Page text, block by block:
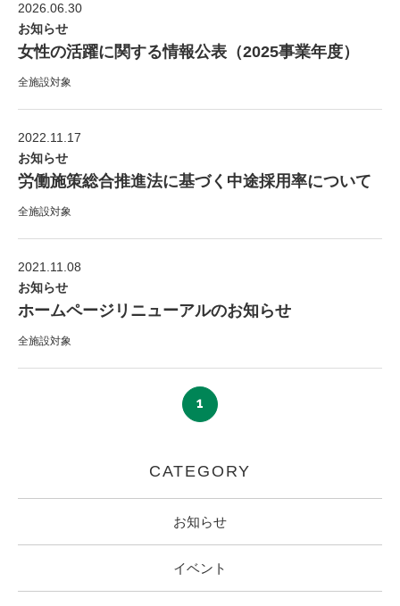
2026.06.30
お知らせ
女性の活躍に関する情報公表（2025事業年度）
全施設対象
2022.11.17
お知らせ
労働施策総合推進法に基づく中途採用率について
全施設対象
2021.11.08
お知らせ
ホームページリニューアルのお知らせ
全施設対象
1
CATEGORY
お知らせ
イベント